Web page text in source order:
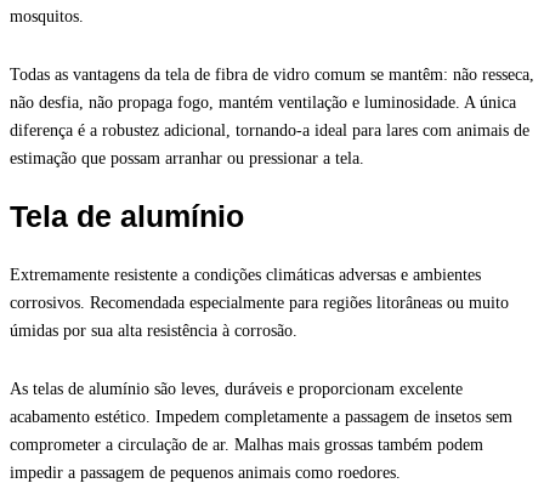
mosquitos.
Todas as vantagens da tela de fibra de vidro comum se mantêm: não resseca,
não desfia, não propaga fogo, mantém ventilação e luminosidade. A única
diferença é a robustez adicional, tornando-a ideal para lares com animais de
estimação que possam arranhar ou pressionar a tela.
Tela de alumínio
Extremamente resistente a condições climáticas adversas e ambientes
corrosivos. Recomendada especialmente para regiões litorâneas ou muito
úmidas por sua alta resistência à corrosão.
As telas de alumínio são leves, duráveis e proporcionam excelente
acabamento estético. Impedem completamente a passagem de insetos sem
comprometer a circulação de ar. Malhas mais grossas também podem
impedir a passagem de pequenos animais como roedores.